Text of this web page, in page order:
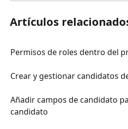
Artículos
Permisos de roles dentro del
Crear y gestionar candidatos
Añadir campos de candidato
candidato